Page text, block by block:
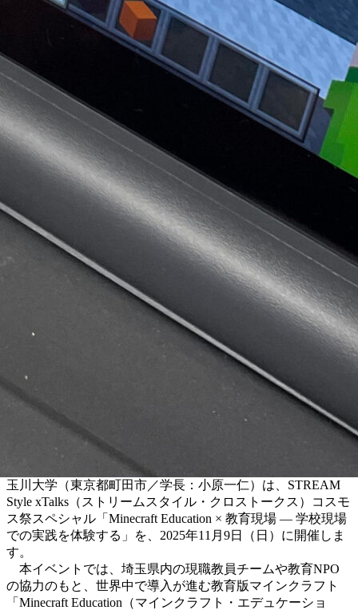
玉川大学（東京都町田市／学長：小原一仁）は、STREAM
Style xTalks（ストリームスタイル・クロストークス）コスモ
ス祭スペシャル「Minecraft Education × 教育現場 — 学校現場
での実践を体験する」を、2025年11月9日（日）に開催しま
す。
本イベントでは、埼玉県内の現職教員チームや教育NPO
の協力のもと、世界中で導入が進む教育版マインクラフト
「Minecraft Education（マインクラフト・エデュケーショ